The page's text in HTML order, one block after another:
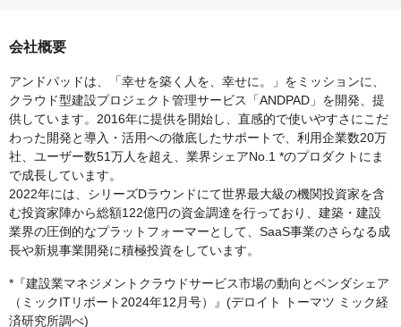
会社概要
アンドパッドは、「幸せを築く人を、幸せに。」をミッションに、
クラウド型建設プロジェクト管理サービス「ANDPAD」を開発、提
供しています。2016年に提供を開始し、直感的で使いやすさにこだ
わった開発と導入・活用への徹底したサポートで、利用企業数20万
社、ユーザー数51万人を超え、業界シェアNo.1 *のプロダクトにま
で成長しています。
2022年には、シリーズDラウンドにて世界最大級の機関投資家を含
む投資家陣から総額122億円の資金調達を行っており、建築・建設
業界の圧倒的なプラットフォーマーとして、SaaS事業のさらなる成
長や新規事業開発に積極投資をしています。
*『建設業マネジメントクラウドサービス市場の動向とベンダシェア
（ミックITリポート2024年12月号）』(デロイト トーマツ ミック経
済研究所調べ)